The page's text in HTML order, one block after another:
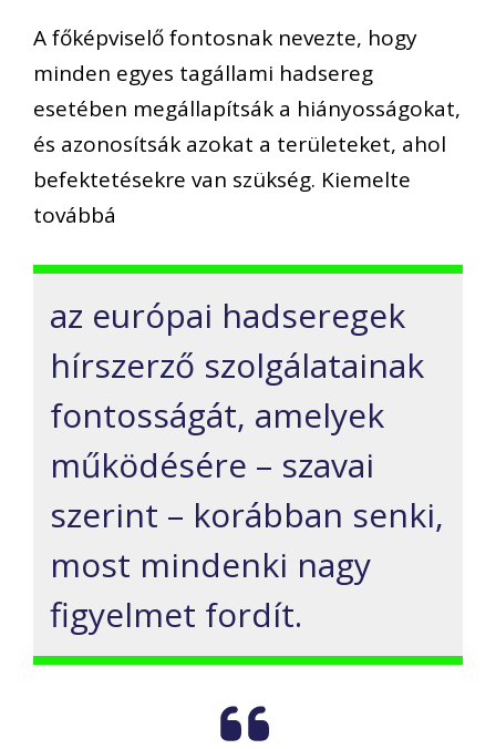
A főképviselő fontosnak nevezte, hogy
minden egyes tagállami hadsereg
esetében megállapítsák a hiányosságokat,
és azonosítsák azokat a területeket, ahol
befektetésekre van szükség. Kiemelte
továbbá
az európai hadseregek
hírszerző szolgálatainak
fontosságát, amelyek
működésére – szavai
szerint – korábban senki,
most mindenki nagy
figyelmet fordít.